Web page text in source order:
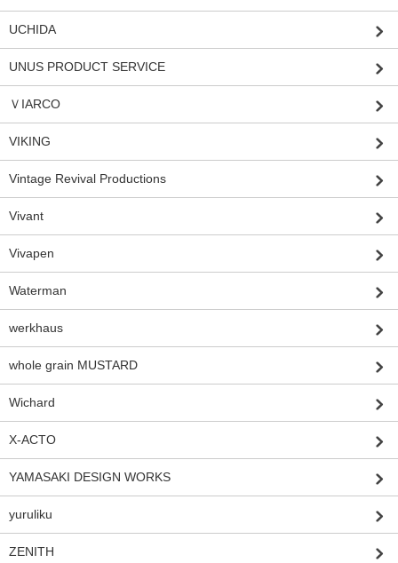
UCHIDA
UNUS PRODUCT SERVICE
ＶIARCO
VIKING
Vintage Revival Productions
Vivant
Vivapen
Waterman
werkhaus
whole grain MUSTARD
Wichard
X-ACTO
YAMASAKI DESIGN WORKS
yuruliku
ZENITH